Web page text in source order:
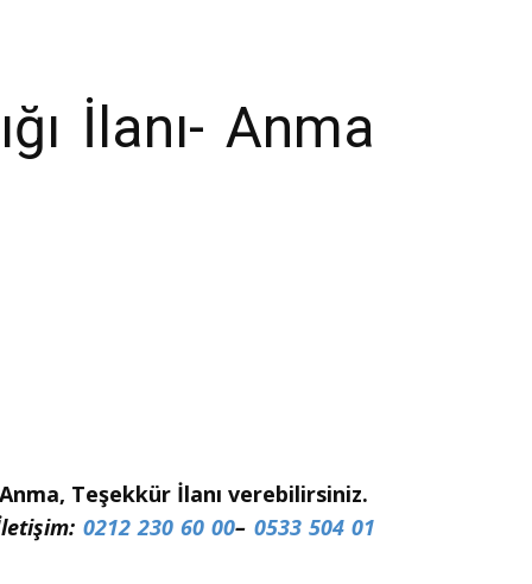
İlanı- Anma
Teşekkür İlanı verebilirsiniz.
0212 230 60 00– 0533 504 01